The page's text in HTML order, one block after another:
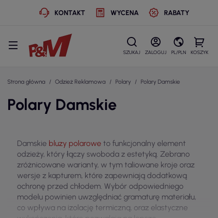
KONTAKT WYCENA RABATY
SZUKAJ ZALOGUJ PL/PLN KOSZYK
Strona główna Odzież Reklamowa Polary Polary Damskie
Polary Damskie
Damskie bluzy polarowe to funkcjonalny element
odzieży, który łączy swoboda z estetyką. Zebrano
zróżnicowane warianty, w tym taliowane kroje oraz
wersje z kapturem, które zapewniają dodatkową
ochronę przed chłodem. Wybór odpowiedniego
modelu powinien uwzględniać gramaturę materiału,
co wpływa na izolację termiczną, oraz elastyczne